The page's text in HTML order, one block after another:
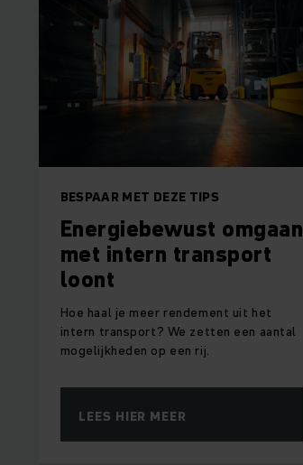
BESPAAR MET DEZE TIPS
Energiebewust omgaan
met intern transport
loont
Hoe haal je meer rendement uit het
intern transport? We zetten een aantal
mogelijkheden op een rij.
LEES HIER MEER